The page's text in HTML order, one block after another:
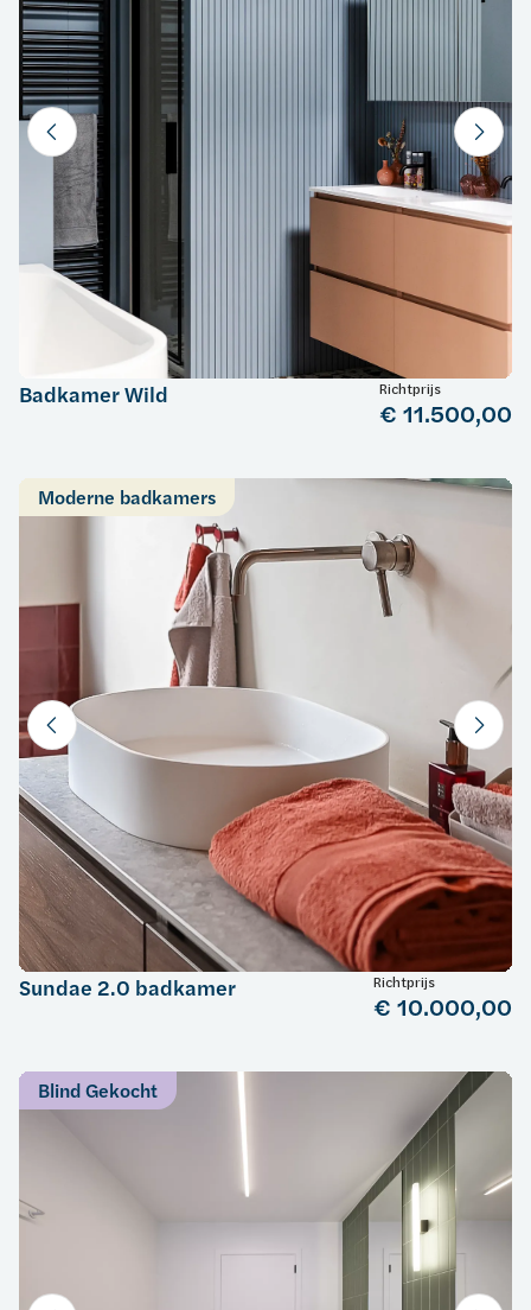
Badkamer Wild Richtprijs
€ 11.500,00
Moderne badkamers
Sundae 2.0 badkamer Richtprijs
€ 10.000,00
Blind Gekocht